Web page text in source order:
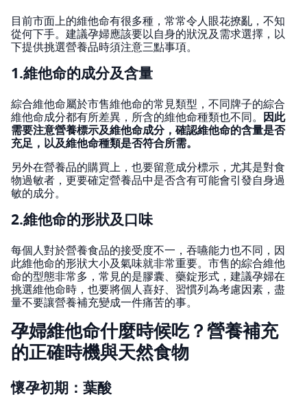
目前市面上的維他命有很多種，常常令人眼花撩亂，不知
從何下手。建議孕婦應該要以自身的狀況及需求選擇，以
下提供挑選營養品時須注意三點事項。
1.維他命的成分及含量
綜合維他命屬於市售維他命的常見類型，不同牌子的綜合
維他命成分都有所差異，所含的維他命種類也不同。 因此
需要注意營養標示及維他命成分，確認維他命的含量是否
充足，以及維他命種類是否符合所需。
另外在營養品的購買上，也要留意成分標示，尤其是對食
物過敏者，更要確定營養品中是否含有可能會引發自身過
敏的成分。
2.維他命的形狀及口味
每個人對於營養食品的接受度不一，吞嚥能力也不同，因
此維他命的形狀大小及氣味就非常重要。市售的綜合維他
命的型態非常多，常見的是膠囊、藥錠形式，建議孕婦在
挑選維他命時，也要將個人喜好、習慣列為考慮因素，盡
量不要讓營養補充變成一件痛苦的事。
孕婦維他命什麼時候吃？營養補充
的正確時機與天然食物
懷孕初期：葉酸